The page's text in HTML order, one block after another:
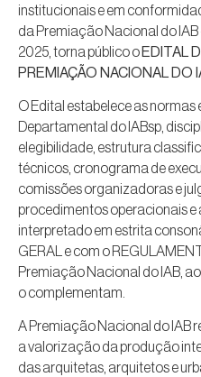
institucionais e em
da Premiação Nacional do
2025, torna público oEDITAL
PREMIAÇÃO NACIONAL DO
O Edital estabelece as
Departamental do IABsp,
elegibilidade, estrutura
técnicos, cronograma de
comissões organizadoras e
procedimentos operacionais e
interpretado em estrita
GERAL e com o
Premiação Nacional do IAB,
o complementam.
A Premiação Nacional do IAB
a valorização da produção
das arquitetas, arquitetos e